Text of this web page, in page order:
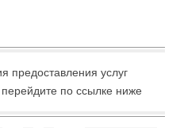
предоставления услуг
по ссылке ниже